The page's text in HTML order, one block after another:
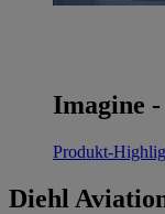
Imagine
Produkt-
Diehl